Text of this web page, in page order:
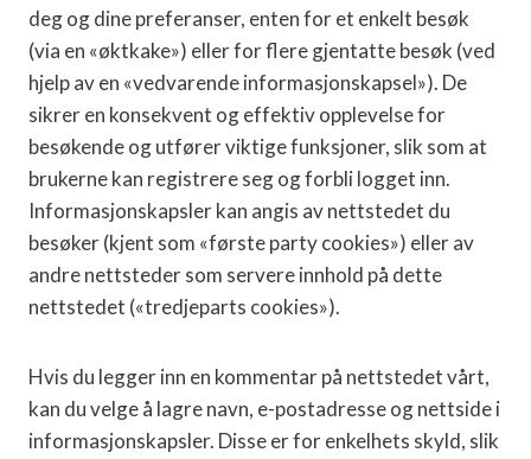
deg og dine preferanser, enten for et enkelt besøk
(via en «øktkake») eller for flere gjentatte besøk (ved
hjelp av en «vedvarende informasjonskapsel»). De
sikrer en konsekvent og effektiv opplevelse for
besøkende og utfører viktige funksjoner, slik som at
brukerne kan registrere seg og forbli logget inn.
Informasjonskapsler kan angis av nettstedet du
besøker (kjent som «første party cookies») eller av
andre nettsteder som servere innhold på dette
nettstedet («tredjeparts cookies»).
Hvis du legger inn en kommentar på nettstedet vårt,
kan du velge å lagre navn, e-postadresse og nettside i
informasjonskapsler. Disse er for enkelhets skyld, slik